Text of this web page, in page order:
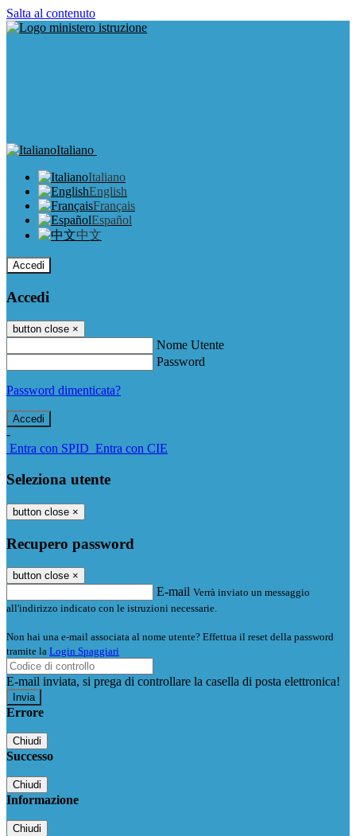
Salta al contenuto
Italiano
Italiano
English
Français
Español
中文
Accedi
Accedi
button close ×
Nome Utente
Password
Password dimenticata?
-
Entra con SPID Entra con CIE
Seleziona utente
button close ×
Recupero password
button close ×
E-mail Verrà inviato un messaggio
all'indirizzo indicato con le istruzioni necessarie.
Non hai una e-mail associata al nome utente? Effettua il reset della password
tramite la Login Spaggiari
E-mail inviata, si prega di controllare la casella di posta elettronica!
Errore
Chiudi
Successo
Chiudi
Informazione
Chiudi